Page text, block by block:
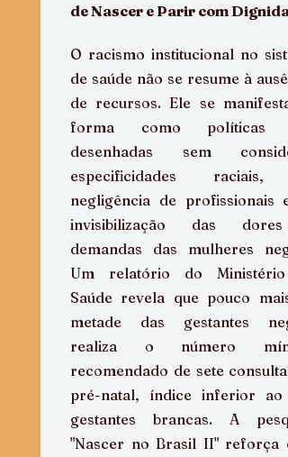
de Nascer e Parir com
O racismo institucional no
de saúde não se resume à
de recursos. Ele se
forma como políticas
desenhadas sem
especificidades raciais,
negligência de profissionais
invisibilização das
demandas das mulheres
Um relatório do Ministério
Saúde revela que pouco
metade das gestantes
realiza o número
recomendado de sete
pré-natal, índice inferior ao
gestantes brancas. A
"Nascer no Brasil II" reforça